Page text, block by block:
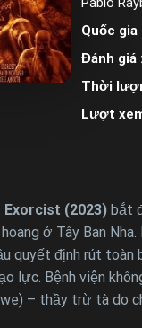
Quốc gia
Đánh giá :
Thời
Lượt
Exorcist (2023) bắt
ở Tây Ban Nha.
quyết định rút toàn
lực. Bệnh viện
– thầy trừ tà do